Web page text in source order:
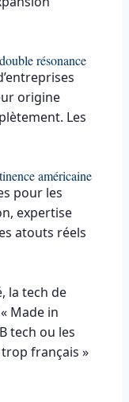
résonance
origine
Les
américaine
pour les
expertise
atouts réels
la tech de
Made in
tech ou les
français »